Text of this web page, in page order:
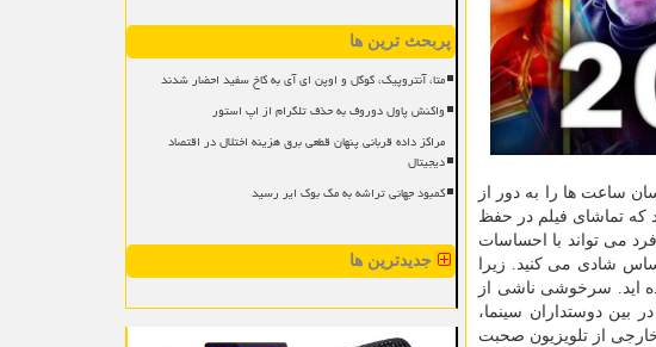
ساعت ها را به دور از
تماشای فیلم در حفظ
می تواند با احساسات
شادی می کنید. زیرا
اید. سرخوشی ناشی از
بین دوستداران سینما،
از تلویزیون صحبت
پربحث ترین ها
متا، آنتروپیک، گوگل و اوپن ای آی به کاخ سفید احضار شدند
واکنش پاول دوروف به حذف تلگرام از اپ استور
مراکز داده قربانی پنهان قطعی برق هزینه اختلال در اقتصاد
دیجیتال
کمبود جهانی تراشه به مک بوک ایر رسید
جدیدترین ها